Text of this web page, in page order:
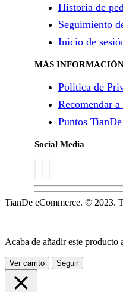
Historia de
Seguimiento
Inicio de
MÁS
Politica de
Recomendar
Puntos TianDe
Social Media
TianDe eCommerce. © 2023.
Acaba de añadir este producto
Ver carrito Seguir